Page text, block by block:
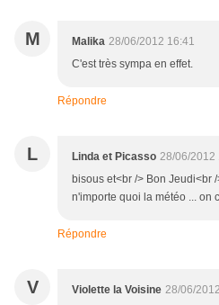
M Malika 28/06/2012 16:41
C'est très sympa en effet.
Répondre
L Linda et Picasso 28/06/2012
bisous et<br /> Bon Jeudi<br
n'importe quoi la météo ... on
Répondre
V Violette la Voisine 28/06/